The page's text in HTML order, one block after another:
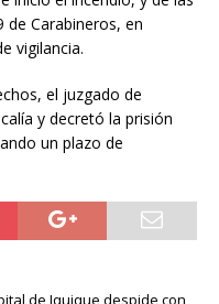
de Carabineros, en
vigilancia.
el juzgado de
y decretó la prisión
un plazo de
de Iquique despide con